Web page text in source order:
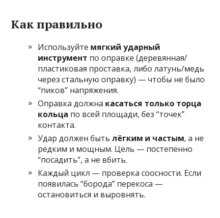
Как правильно
Используйте мягкий ударный
инструмент по оправке (деревянная/
пластиковая проставка, либо латунь/медь
через стальную оправку) — чтобы не было
“пиков” напряжения.
Оправка должна касаться только торца
кольца по всей площади, без “точек”
контакта.
Удар должен бытьлёгким и частым, а не
редким и мощным. Цель — постепенно
“посадить”, а не вбить.
Каждый цикл — проверка соосности. Если
появилась “борода” перекоса —
остановиться и выровнять.